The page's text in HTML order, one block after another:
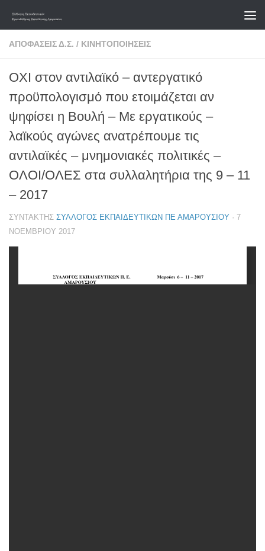
Skip to content
ΑΠΟΦΆΣΕΙΣ Δ.Σ. / ΚΙΝΗΤΟΠΟΙΉΣΕΙΣ
ΟΧΙ στον αντιλαϊκό – αντεργατικό
προϋπολογισμό που ετοιμάζεται αν
ψηφίσει η Βουλή – Με εργατικούς –
λαϊκούς αγώνες ανατρέπουμε τις
αντιλαϊκές – μνημονιακές πολιτικές –
ΟΛΟΙ/ΟΛΕΣ στα συλλαλητήρια της 9 – 11
– 2017
ΣΥΝΤΆΚΤΗΣ ΣΎΛΛΟΓΟΣ ΕΚΠΑΙΔΕΥΤΙΚΏΝ ΠΕ ΑΜΑΡΟΥΣΊΟΥ · 7
ΝΟΕΜΒΡΊΟΥ 2017